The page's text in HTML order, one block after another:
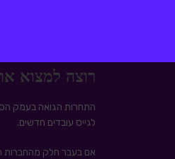
רוצה למצוא
התחרות הגואה בעמק
לגייס עובדים חדשים.